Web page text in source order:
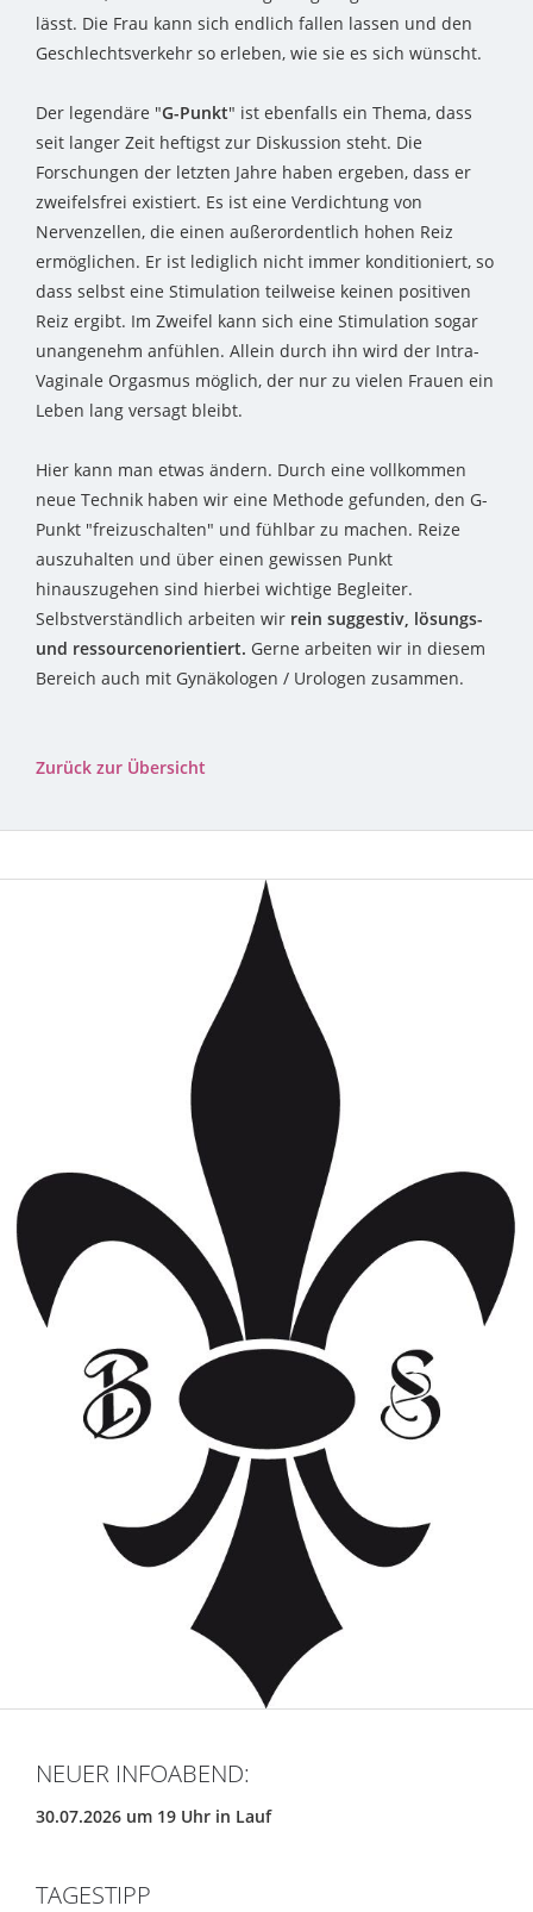
lässt. Die Frau kann sich endlich fallen lassen und den
Geschlechtsverkehr so erleben, wie sie es sich wünscht.
Der legendäre "G-Punkt" ist ebenfalls ein Thema, dass
seit langer Zeit heftigst zur Diskussion steht. Die
Forschungen der letzten Jahre haben ergeben, dass er
zweifelsfrei existiert. Es ist eine Verdichtung von
Nervenzellen, die einen außerordentlich hohen Reiz
ermöglichen. Er ist lediglich nicht immer konditioniert, so
dass selbst eine Stimulation teilweise keinen positiven
Reiz ergibt. Im Zweifel kann sich eine Stimulation sogar
unangenehm anfühlen. Allein durch ihn wird der Intra-
Vaginale Orgasmus möglich, der nur zu vielen Frauen ein
Leben lang versagt bleibt.
Hier kann man etwas ändern. Durch eine vollkommen
neue Technik haben wir eine Methode gefunden, den G-
Punkt "freizuschalten" und fühlbar zu machen. Reize
auszuhalten und über einen gewissen Punkt
hinauszugehen sind hierbei wichtige Begleiter.
Selbstverständlich arbeiten wir rein suggestiv, lösungs-
und ressourcenorientiert. Gerne arbeiten wir in diesem
Bereich auch mit Gynäkologen / Urologen zusammen.
Zurück zur Übersicht
NEUER INFOABEND:
30.07.2026 um 19 Uhr in Lauf
TAGESTIPP